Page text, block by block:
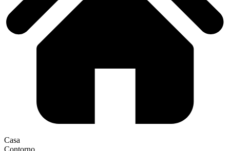
Casa